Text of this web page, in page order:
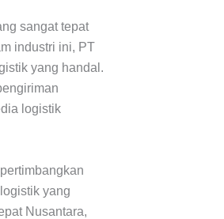
sangat tepat
industri ini, PT
yang handal.
logistik
yang
Nusantara,